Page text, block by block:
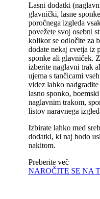
Lasni dodatki
glavnički, lasne
poročnega izgleda
povežete svoj osebni
kolikor se odločite za
dodate nekaj cvetja iz
sponke ali glavniček.
izberite naglavni trak
ujema s tančicami
videz lahko
lasno sponko,
naglavnim trakom,
listov naravnega
Izbirate lahko med
dodatki, ki naj bodo
nakitom.
Preberite več
NAROČITE SE NA